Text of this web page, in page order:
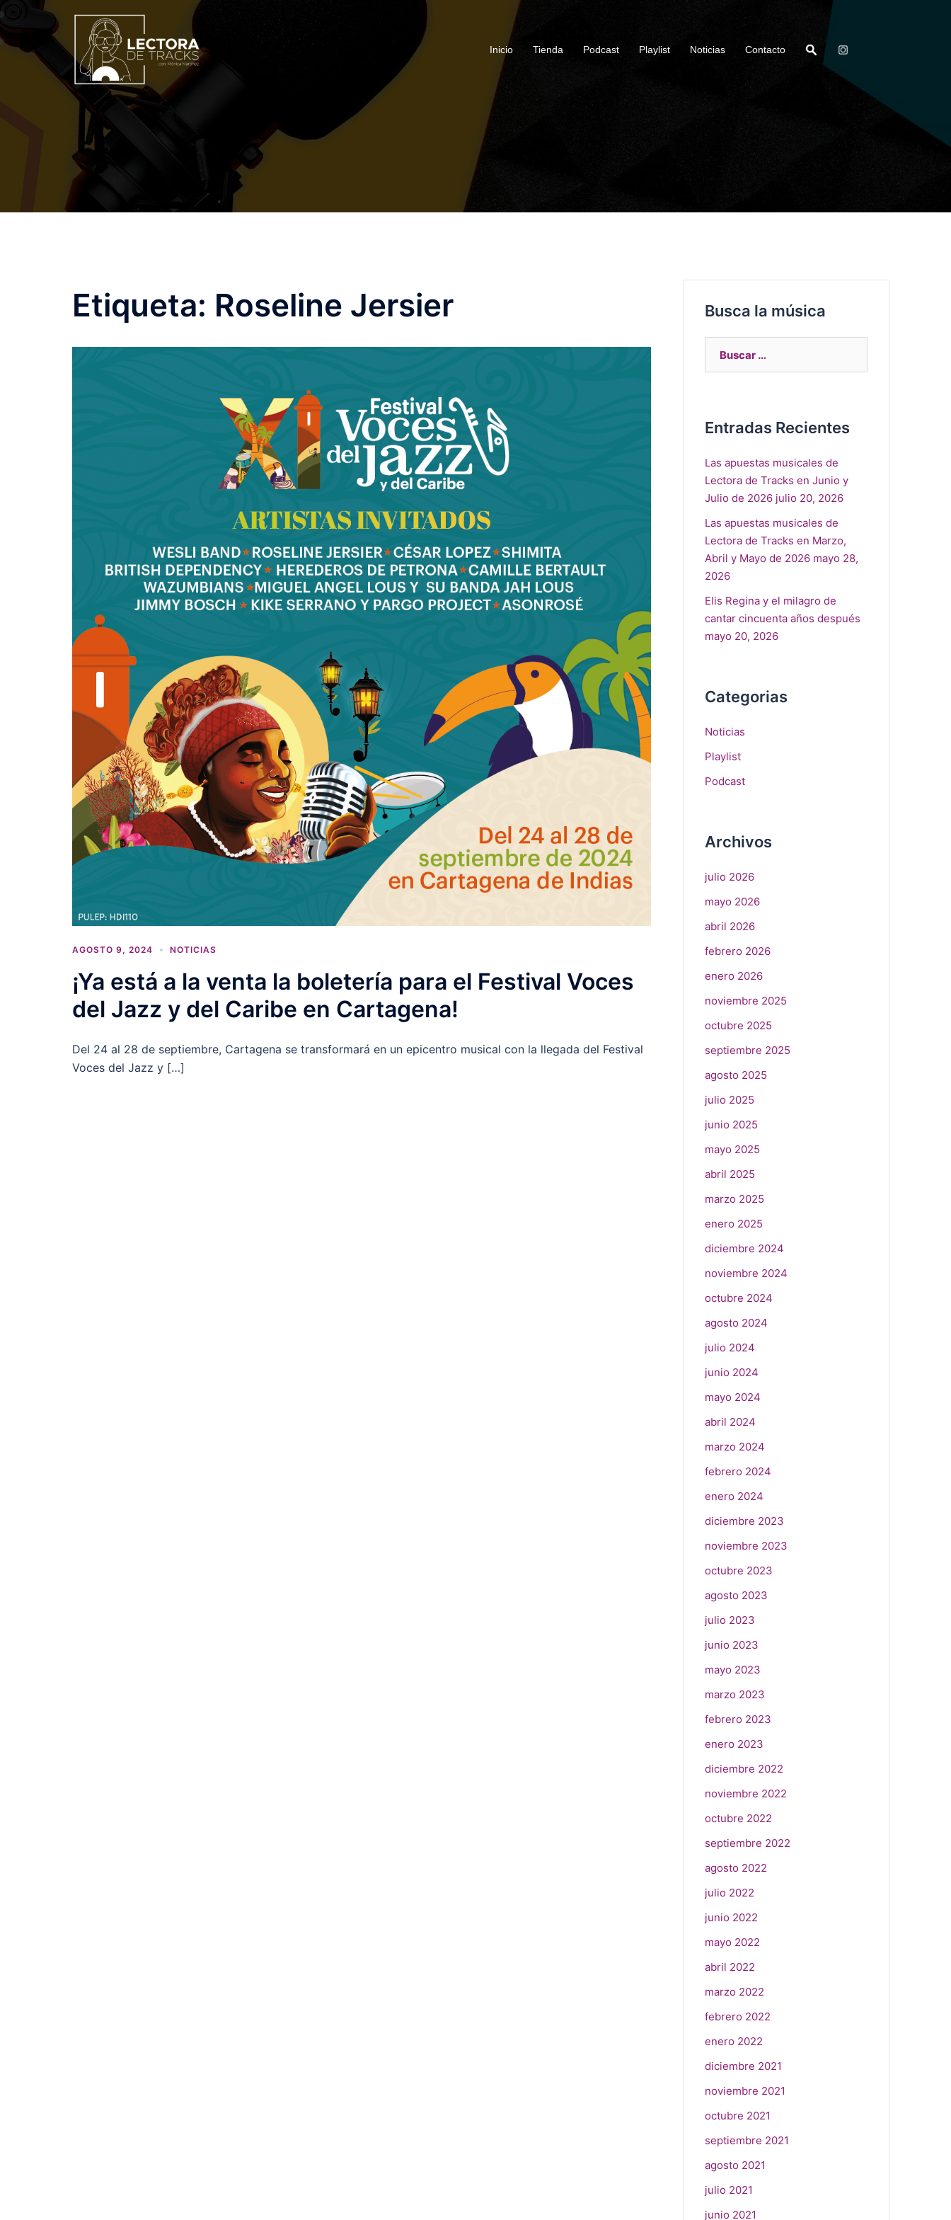
Inicio Tienda Podcast Playlist Noticias Contacto
Etiqueta: Roseline Jersier
AGOSTO 9, 2024 NOTICIAS
¡Ya está a la venta la boletería para el Festival Voces
del Jazz y del Caribe en Cartagena!
Del 24 al 28 de septiembre, Cartagena se transformará en un epicentro musical con la llegada del Festival
Voces del Jazz y […]
Busca la música
Entradas Recientes
Las apuestas musicales de
Lectora de Tracks en Junio y
Julio de 2026 julio 20, 2026
Las apuestas musicales de
Lectora de Tracks en Marzo,
Abril y Mayo de 2026 mayo 28,
2026
Elis Regina y el milagro de
cantar cincuenta años después
mayo 20, 2026
Categorias
Noticias
Playlist
Podcast
Archivos
julio 2026
mayo 2026
abril 2026
febrero 2026
enero 2026
noviembre 2025
octubre 2025
septiembre 2025
agosto 2025
julio 2025
junio 2025
mayo 2025
abril 2025
marzo 2025
enero 2025
diciembre 2024
noviembre 2024
octubre 2024
agosto 2024
julio 2024
junio 2024
mayo 2024
abril 2024
marzo 2024
febrero 2024
enero 2024
diciembre 2023
noviembre 2023
octubre 2023
agosto 2023
julio 2023
junio 2023
mayo 2023
marzo 2023
febrero 2023
enero 2023
diciembre 2022
noviembre 2022
octubre 2022
septiembre 2022
agosto 2022
julio 2022
junio 2022
mayo 2022
abril 2022
marzo 2022
febrero 2022
enero 2022
diciembre 2021
noviembre 2021
octubre 2021
septiembre 2021
agosto 2021
julio 2021
junio 2021